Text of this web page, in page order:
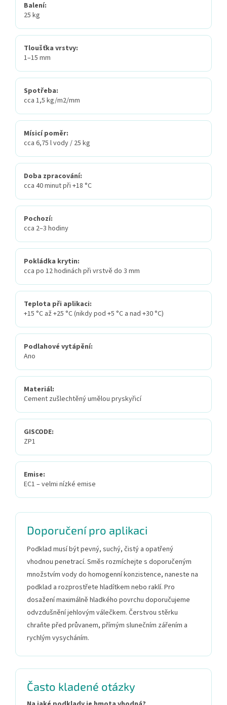
Balení:
25 kg
Tloušťka vrstvy:
1–15 mm
Spotřeba:
cca 1,5 kg/m2/mm
Mísicí poměr:
cca 6,75 l vody / 25 kg
Doba zpracování:
cca 40 minut při +18 °C
Pochozí:
cca 2–3 hodiny
Pokládka krytin:
cca po 12 hodinách při vrstvě do 3 mm
Teplota při aplikaci:
+15 °C až +25 °C (nikdy pod +5 °C a nad +30 °C)
Podlahové vytápění:
Ano
Materiál:
Cement zušlechtěný umělou pryskyřicí
GISCODE:
ZP1
Emise:
EC1 – velmi nízké emise
Doporučení pro aplikaci
Podklad musí být pevný, suchý, čistý a opatřený
vhodnou penetrací. Směs rozmíchejte s doporučeným
množstvím vody do homogenní konzistence, naneste na
podklad a rozprostřete hladítkem nebo raklí. Pro
dosažení maximálně hladkého povrchu doporučujeme
odvzdušnění jehlovým válečkem. Čerstvou stěrku
chraňte před průvanem, přímým slunečním zářením a
rychlým vysycháním.
Často kladené otázky